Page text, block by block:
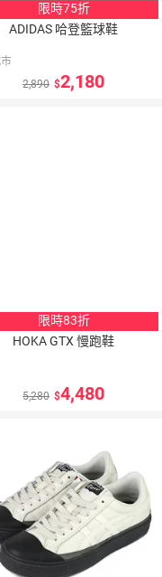
限時75折
ADIDAS 哈登籃球鞋
2,890
2,180
限時83折
HOKA GTX 慢跑鞋
5,280
4,480